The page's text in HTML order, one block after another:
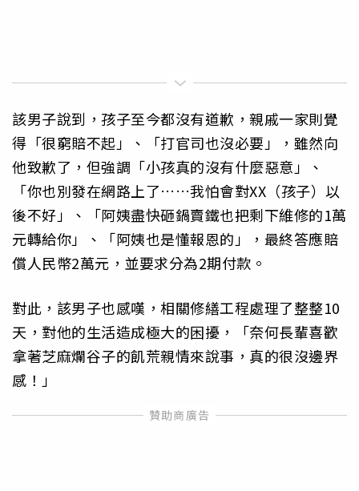
該男子說到，孩子至今都沒有道歉，親戚一家則覺
得「很窮賠不起」、「打官司也沒必要」，雖然向
他致歉了，但強調「小孩真的沒有什麼惡意」、
「你也別發在網路上了……我怕會對XX（孩子）以
後不好」、「阿姨盡快砸鍋賣鐵也把剩下維修的1萬
元轉給你」、「阿姨也是懂報恩的」，最終答應賠
償人民幣2萬元，並要求分為2期付款。
對此，該男子也感嘆，相關修繕工程處理了整整10
天，對他的生活造成極大的困擾，「奈何長輩喜歡
拿著芝麻爛谷子的飢荒親情來說事，真的很沒邊界
感！」